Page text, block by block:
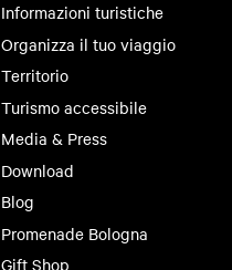
Informazioni turistiche
Organizza il tuo viaggio
Territorio
Turismo accessibile
Media & Press
Download
Blog
Promenade Bologna
Gift Shop